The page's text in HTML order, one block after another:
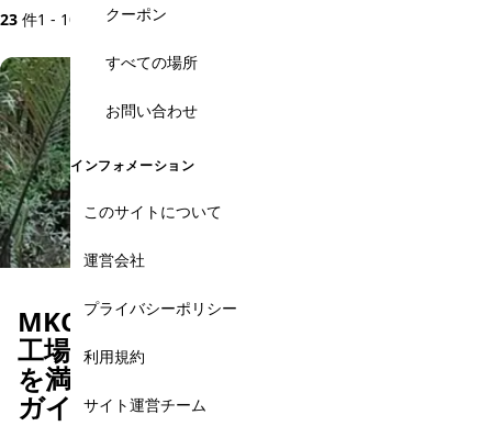
クーポン
すべての場所
お問い合わせ
インフォメーション
このサイトについて
運営会社
プライバシーポリシー
利用規約
サイト運営チーム
23 件1 - 10 件を表示
MKCS1D【お土産付】チョコレート
工場見学・永長寺・メコン川クルーズ
を満喫するミトー１日ツアー／日本語
ガイド／専用車／昼食付き